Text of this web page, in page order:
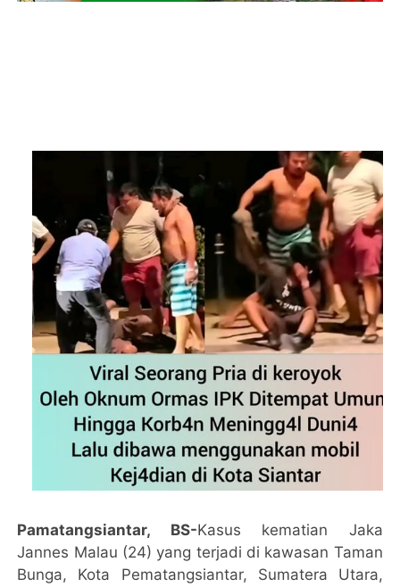
Pamatangsiantar, BS-Kasus kematian Jaka
Jannes Malau (24) yang terjadi di kawasan Taman
Bunga, Kota Pematangsiantar, Sumatera Utara,